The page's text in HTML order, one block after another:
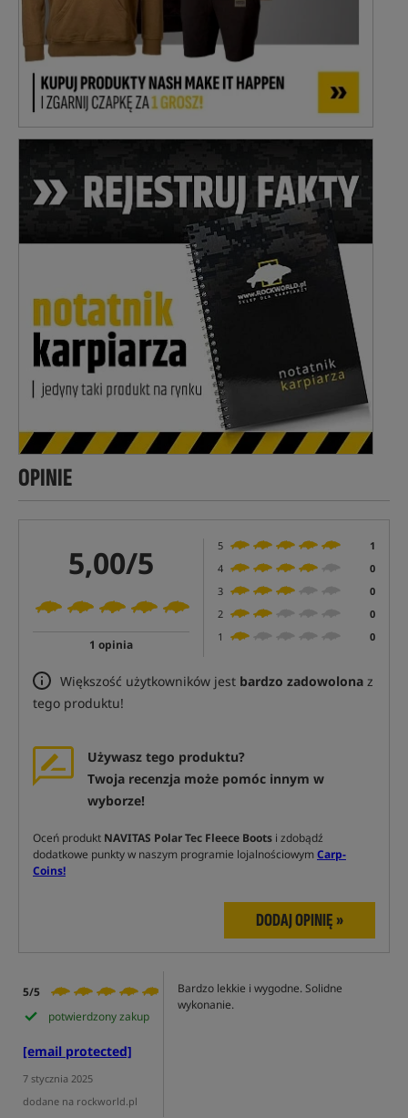
OPINIE
5,00/5
1 opinia
5
1
4
0
3
0
2
0
1
0
Większość użytkowników jest bardzo zadowolona z
tego produktu!
Używasz tego produktu?
Twoja recenzja może pomóc innym w
wyborze!
Oceń produkt NAVITAS Polar Tec Fleece Boots i zdobądź
dodatkowe punkty w naszym programie lojalnościowymCarp-
Coins!
DODAJ OPINIĘ »
5/5
potwierdzony zakup
[email protected]
7 stycznia 2025
dodane na rockworld.pl
Bardzo lekkie i wygodne. Solidne
wykonanie.